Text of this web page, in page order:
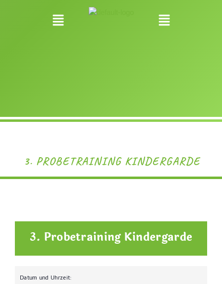
3. PROBETRAINING KINDERGARDE
3. Probetraining Kindergarde
Datum und Uhrzeit: